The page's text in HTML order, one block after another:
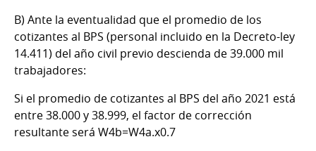
B) Ante la eventualidad que el promedio de los
cotizantes al BPS (personal incluido en la Decreto-ley
14.411) del año civil previo descienda de 39.000 mil
trabajadores:
Si el promedio de cotizantes al BPS del año 2021 está
entre 38.000 y 38.999, el factor de corrección
resultante será W4b=W4a.x0.7